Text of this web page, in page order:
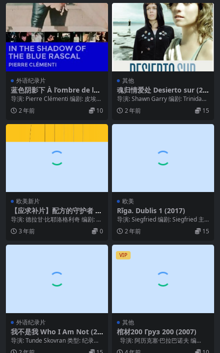
外语纪录片
蓝色阴影下 À l’ombre de la c
anaille bleue (1986)
导演: Pierre Clémenti 编剧: 皮埃尔
·克里蒙地 制片国家/地区...
2 年前 10
其他
魂归情爱处 Desierto sur (20
08)
导演: Shawn Garry 编剧: Trinidad J
iménez 主演:...
2 年前 15
欧美新片
【应求补片】配方的守护者 Č
uvari formule (2023)
导演: 德拉甘·比耶洛格利奇 编剧: 德
拉甘·比耶洛格利奇 / Vuk Rsum...
3 年前 0
欧美
Rīga. Dublis 1 (2017)
导演: Siegfried 编剧: Siegfried 主
演: Elita Kļ...
2 年前 15
外语纪录片
我不是我 Who I Am Not (20
23)
导演: Tunde Skovran 类型: 纪录
片 / 同性 制片国家/地区: ...
VIP
其他
棺材200 Груз 200 (2007)
导演: 阿历克塞·巴拉巴诺夫 编
剧: 阿历克塞·巴拉巴诺夫 主演:...